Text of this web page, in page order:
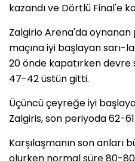
kazandı ve Dörtlü Final'e
Zalgirio Arena'da
maçına iyi başlayan sarı-
20 önde kapatırken devre
47-42 üstün gitti.
Üçüncü çeyreğe iyi
Zalgiris, son periyoda 62-
Karşılaşmanın son anları
olurken normal süre 80-